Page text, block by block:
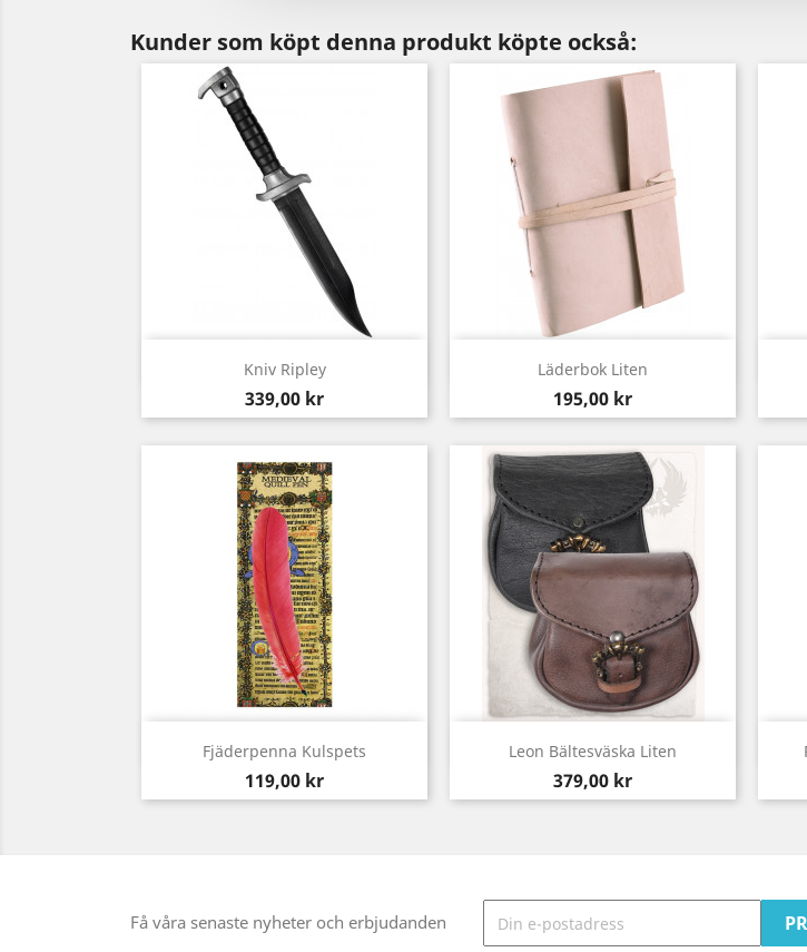
Kunder som köpt denna produkt köpte också:
Kniv Ripley
Pris
339,00 kr
Snabbvy Läderbok Liten
Pris
195,00 kr
Snabbvy
Fjäderpenna Kulspets
Pris
119,00 kr
Snabbvy Leon Bältesväska Liten
Pris
379,00 kr
Snabbvy
Få våra senaste nyheter och erbjudanden